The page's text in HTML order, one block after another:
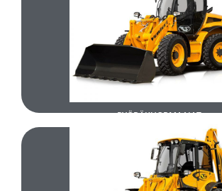
PYÖRÄKUORMAAJAT
UUDET PYÖRÄKUORMAAJAT
TUTUSTU
TUTUSTU